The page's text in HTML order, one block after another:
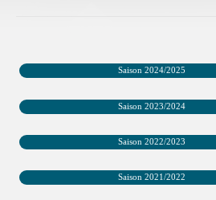
SPORTS IND
COMMUNICATION
PHOTOTHÈQUE
Saison 2024/2025
Saison 2023/2024
Saison 2022/2023
Saison 2021/2022